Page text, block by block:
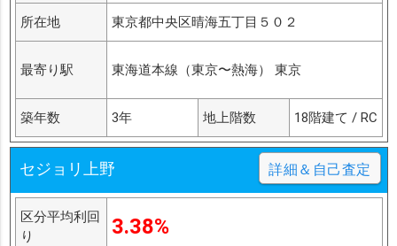
所在地 東京都中央区晴海五丁目５０２
最寄り駅 東海道本線（東京〜熱海） 東京
築年数 3年 地上階数 18階建て / RC
セジョリ上野 詳細＆自己査定
区分平均利回
り
3.38%